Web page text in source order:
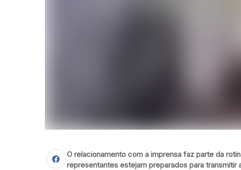
O relacionamento com a imprensa faz parte da
representantes estejam preparados para